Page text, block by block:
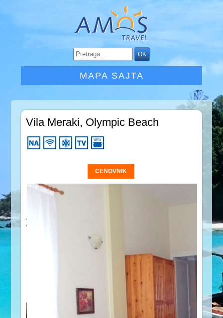
MAPA SAJTA
Vila Meraki, Olympic Beach
CENOVNIK